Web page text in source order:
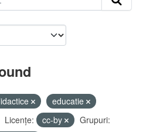
educatie
Licenţe: cc-by
Grupuri: